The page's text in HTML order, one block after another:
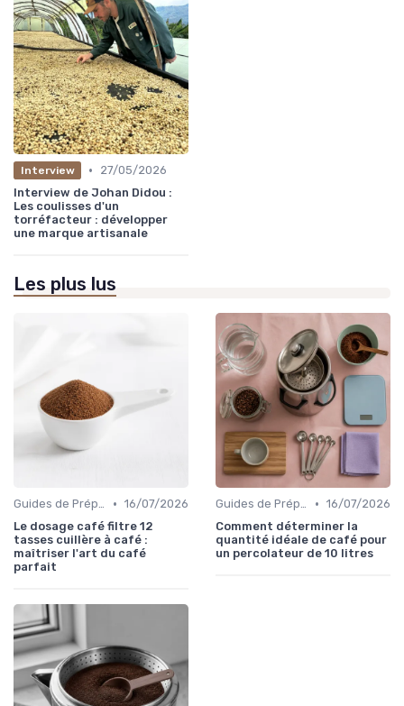
Interview •
27/05/2026
Interview de Johan Didou :
Les coulisses d'un
torréfacteur : développer
une marque artisanale
Les plus lus
Guides de Préparation • 16/07/2026
Le dosage café filtre 12
tasses cuillère à café :
maîtriser l'art du café
parfait
Guides de Préparation • 16/07/2026
Comment déterminer la
quantité idéale de café pour
un percolateur de 10 litres